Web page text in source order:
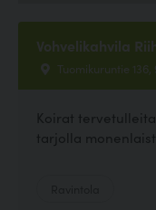
Vohvelikahvila
Tuomikuruntie
Koirat
tarjolla